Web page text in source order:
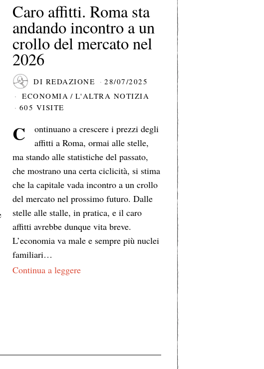
Caro affitti. Roma sta
andando incontro a un
crollo del mercato nel
2026
DI REDAZIONE
28/07/2025
ECONOMIA / L'ALTRA NOTIZIA
605 VISITE
C
ontinuano a crescere i prezzi degli
affitti a Roma, ormai alle stelle,
ma stando alle statistiche del passato,
che mostrano una certa ciclicità, si stima
che la capitale vada incontro a un crollo
del mercato nel prossimo futuro. Dalle
stelle alle stalle, in pratica, e il caro
affitti avrebbe dunque vita breve.
L’economia va male e sempre più nuclei
familiari…
Continua a leggere